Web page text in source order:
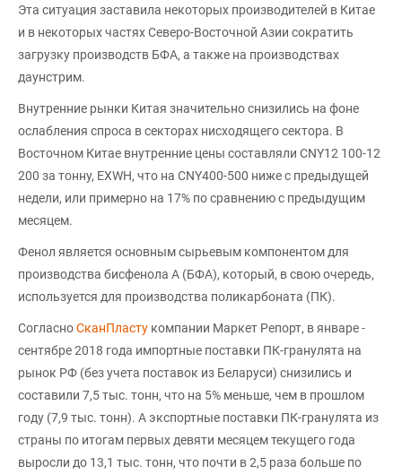
Эта ситуация заставила некоторых производителей в Китае
и в некоторых частях Северо-Восточной Азии сократить
загрузку производств БФА, а также на производствах
даунстрим.
Внутренние рынки Китая значительно снизились на фоне
ослабления спроса в секторах нисходящего сектора. В
Восточном Китае внутренние цены составляли CNY12 100-12
200 за тонну, EXWH, что на CNY400-500 ниже с предыдущей
недели, или примерно на 17% по сравнению с предыдущим
месяцем.
Фенол является основным сырьевым компонентом для
производства бисфенола А (БФА), который, в свою очередь,
используется для производства поликарбоната (ПК).
СогласноСканПласту компании Маркет Репорт, в январе -
сентябре 2018 года импортные поставки ПК-гранулята на
рынок РФ (без учета поставок из Беларуси) снизились и
составили 7,5 тыс. тонн, что на 5% меньше, чем в прошлом
году (7,9 тыс. тонн). А экспортные поставки ПК-гранулята из
страны по итогам первых девяти месяцем текущего года
выросли до 13,1 тыс. тонн, что почти в 2,5 раза больше по